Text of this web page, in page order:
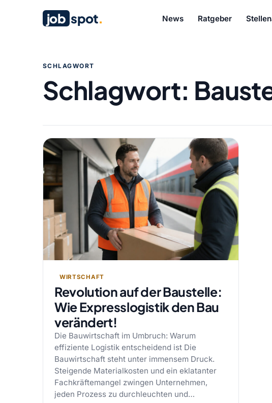
job spot. News Ratgeber
SCHLAGWORT
Schlagwort:
WIRTSCHAFT
Revolution auf der Baustelle:
Wie Expresslogistik den Bau
verändert!
Die Bauwirtschaft im Umbruch: Warum
effiziente Logistik entscheidend ist Die
Bauwirtschaft steht unter immensem Druck.
Steigende Materialkosten und ein eklatanter
Fachkräftemangel zwingen Unternehmen,
jeden Prozess zu durchleuchten und…